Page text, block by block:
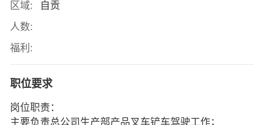
区域:
自贡
人数:
福利:
职位要求
岗位职责：
主要负责总公司生产部产品叉车铲车驾驶工作；